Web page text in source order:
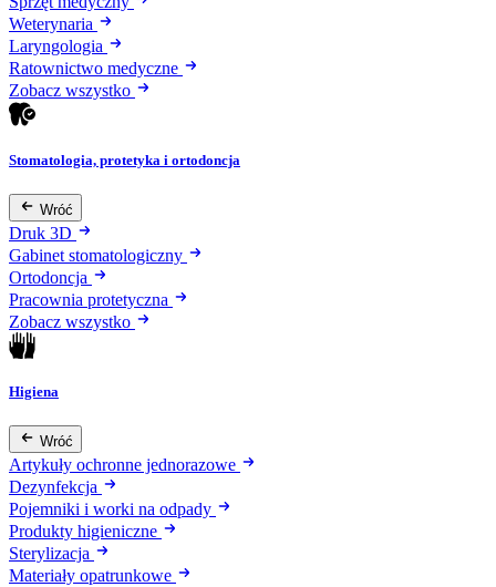
Weterynaria
Laryngologia
Ratownictwo medyczne
Zobacz wszystko
Stomatologia, protetyka i ortodoncja
Wróć
Druk 3D
Gabinet stomatologiczny
Ortodoncja
Pracownia protetyczna
Zobacz wszystko
Higiena
Wróć
Artykuły ochronne jednorazowe
Dezynfekcja
Pojemniki i worki na odpady
Produkty higieniczne
Sterylizacja
Materiały opatrunkowe